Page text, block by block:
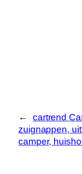
←
cartrend
zuignappen,
camper,